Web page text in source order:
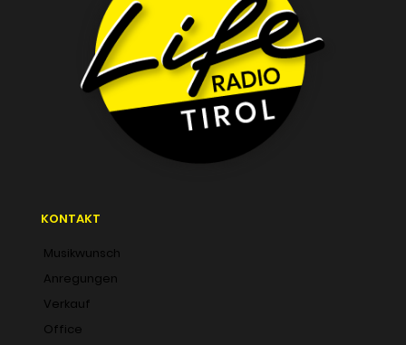
KONTAKT
Musikwunsch
Anregungen
Verkauf
Office